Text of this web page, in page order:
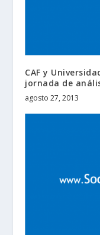
CAF y
jornada de
agosto 27, 2013